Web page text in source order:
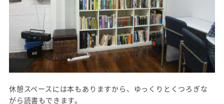
休憩スペースには本もありますから、ゆっくりとくつろぎな
がら読書もできます。